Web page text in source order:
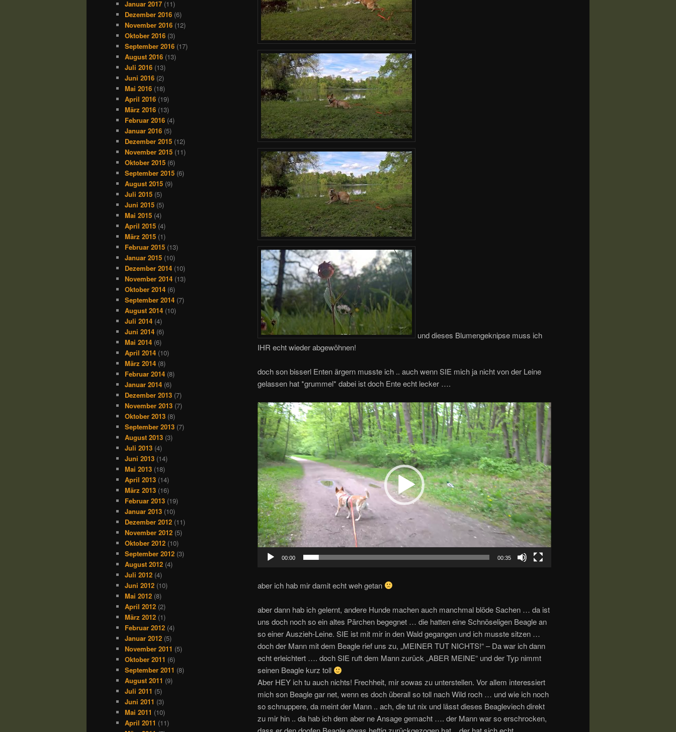
und dieses Blumengeknipse muss ich
IHR echt wieder abgewöhnen!
doch son bisserl Enten ärgern musste ich .. auch wenn SIE mich ja nicht von der Leine
gelassen hat *grummel* dabei ist doch Ente echt lecker ….
Video-
Player
00:00 00:35
aber ich hab mir damit echt weh getan
aber dann hab ich gelernt, andere Hunde machen auch manchmal blöde Sachen … da ist
uns doch noch so ein altes Pärchen begegnet … die hatten eine Schnöseligen Beagle an
so einer Auszieh-Leine. SIE ist mit mir in den Wald gegangen und ich musste sitzen …
doch der Mann mit dem Beagle rief uns zu, „MEINER TUT NICHTS!“ – Da war ich dann
echt erleichtert …. doch SIE ruft dem Mann zurück „ABER MEINE“ und der Typ nimmt
seinen Beagle kurz toll
Aber HEY ich tu auch nichts! Frechheit, mir sowas zu unterstellen. Vor allem interessiert
mich son Beagle gar net, wenn es doch überall so toll nach Wild roch … und wie ich noch
so schnuppere, da meint der Mann .. ach, die tut nix und lässt dieses Beagleviech direkt
zu mir hin .. da hab ich dem aber ne Ansage gemacht …. der Mann war so erschrocken,
Januar 2017 (11)
Dezember 2016 (6)
November 2016 (12)
Oktober 2016 (3)
September 2016 (17)
August 2016 (13)
Juli 2016 (13)
Juni 2016 (2)
Mai 2016 (18)
April 2016 (19)
März 2016 (13)
Februar 2016 (4)
Januar 2016 (5)
Dezember 2015 (12)
November 2015 (11)
Oktober 2015 (6)
September 2015 (6)
August 2015 (9)
Juli 2015 (5)
Juni 2015 (5)
Mai 2015 (4)
April 2015 (4)
März 2015 (1)
Februar 2015 (13)
Januar 2015 (10)
Dezember 2014 (10)
November 2014 (13)
Oktober 2014 (6)
September 2014 (7)
August 2014 (10)
Juli 2014 (4)
Juni 2014 (6)
Mai 2014 (6)
April 2014 (10)
März 2014 (8)
Februar 2014 (8)
Januar 2014 (6)
Dezember 2013 (7)
November 2013 (7)
Oktober 2013 (8)
September 2013 (7)
August 2013 (3)
Juli 2013 (4)
Juni 2013 (14)
Mai 2013 (18)
April 2013 (14)
März 2013 (16)
Februar 2013 (19)
Januar 2013 (10)
Dezember 2012 (11)
November 2012 (5)
Oktober 2012 (10)
September 2012 (3)
August 2012 (4)
Juli 2012 (4)
Juni 2012 (10)
Mai 2012 (8)
April 2012 (2)
März 2012 (1)
Februar 2012 (4)
Januar 2012 (5)
November 2011 (5)
Oktober 2011 (6)
September 2011 (8)
August 2011 (9)
Juli 2011 (5)
Juni 2011 (3)
Mai 2011 (10)
April 2011 (11)